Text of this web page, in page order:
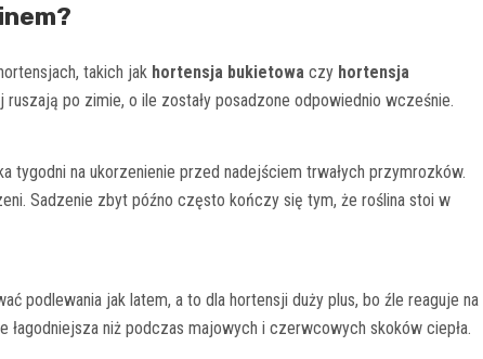
takich jak hortensja bukietowa czy hortensja
po zimie, o ile zostały posadzone odpowiednio wcześnie.
tygodni na ukorzenienie przed nadejściem trwałych przymrozków.
Sadzenie zbyt późno często kończy się tym, że roślina stoi w
podlewania jak latem, a to dla hortensji duży plus, bo źle reaguje na
niż podczas majowych i czerwcowych skoków ciepła.